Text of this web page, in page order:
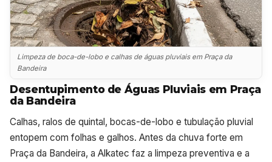
Limpeza de boca-de-lobo e calhas de águas pluviais em Praça da
Bandeira
Desentupimento de Águas Pluviais em Praça
da Bandeira
Calhas, ralos de quintal, bocas-de-lobo e tubulação pluvial
entopem com folhas e galhos. Antes da chuva forte em
Praça da Bandeira, a Alkatec faz a limpeza preventiva e a